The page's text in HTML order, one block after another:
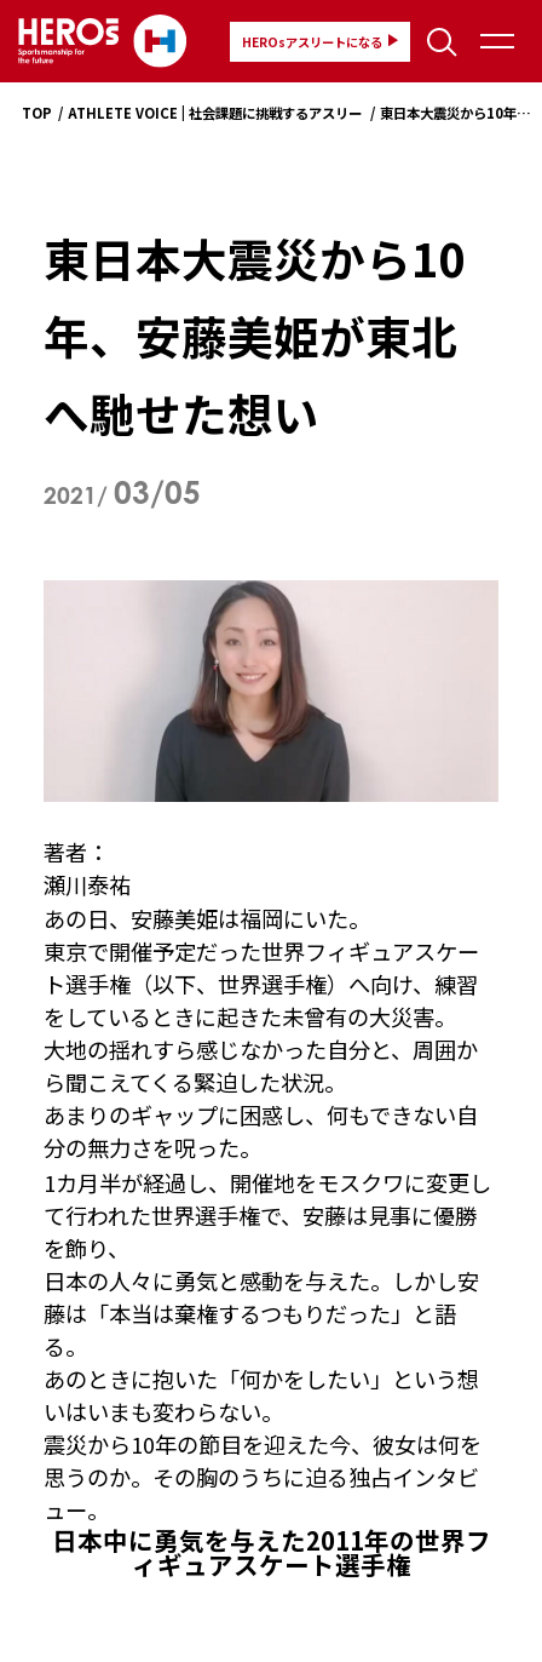
HEROsアスリートになる
TOP ATHLETE VOICE | 社会課題に挑戦するアスリートの想い東日本大震災から10年、安藤美姫が東北へ馳せた想い
東日本大震災から10
年、安藤美姫が東北
へ馳せた想い
2021/03/05
著者：
瀬川泰祐
あの日、安藤美姫は福岡にいた。
東京で開催予定だった世界フィギュアスケー
ト選手権（以下、世界選手権）へ向け、練習
をしているときに起きた未曾有の大災害。
大地の揺れすら感じなかった自分と、周囲か
ら聞こえてくる緊迫した状況。
あまりのギャップに困惑し、何もできない自
分の無力さを呪った。
1カ月半が経過し、開催地をモスクワに変更し
て行われた世界選手権で、安藤は見事に優勝
を飾り、
日本の人々に勇気と感動を与えた。しかし安
藤は「本当は棄権するつもりだった」と語
る。
あのときに抱いた「何かをしたい」という想
いはいまも変わらない。
震災から10年の節目を迎えた今、彼女は何を
思うのか。その胸のうちに迫る独占インタビ
ュー。
日本中に勇気を与えた2011年の世界フ
ィギュアスケート選手権